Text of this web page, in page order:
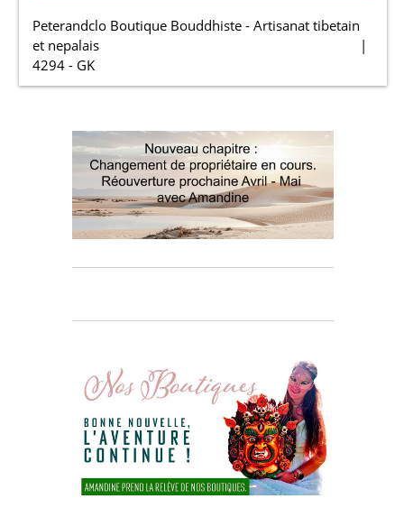
Peterandclo Boutique Bouddhiste - Artisanat tibetain
et nepalais
4294 - GK